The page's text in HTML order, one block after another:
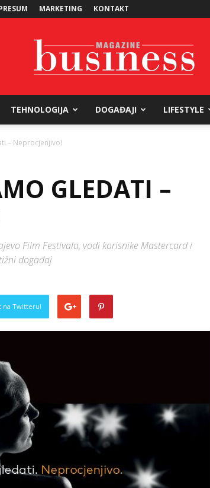
MARKETING KONTAKT
Magazine
TEHNOLOGIJA DOGAĐAJI LIFESTYLE
– Neprocjenjivo!
GLEDATI –
Film Festivala, vodi korisnike Mastercard i
događaj
na Twitteru!